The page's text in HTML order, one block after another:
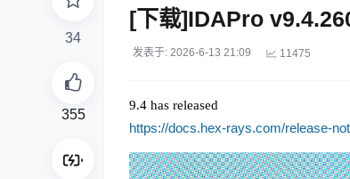
34
355
[下载]IDAPro
发表于: 2026-6-13 21:09 11475
9.4 has released
https://docs.hex-rays.com/release-